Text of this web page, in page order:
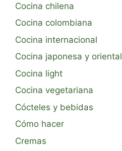
Cocina chilena
Cocina colombiana
Cocina internacional
Cocina japonesa y oriental
Cocina light
Cocina vegetariana
Cócteles y bebidas
Cómo hacer
Cremas